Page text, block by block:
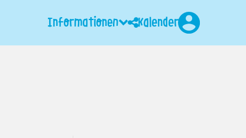
Informationen KalenderLogin